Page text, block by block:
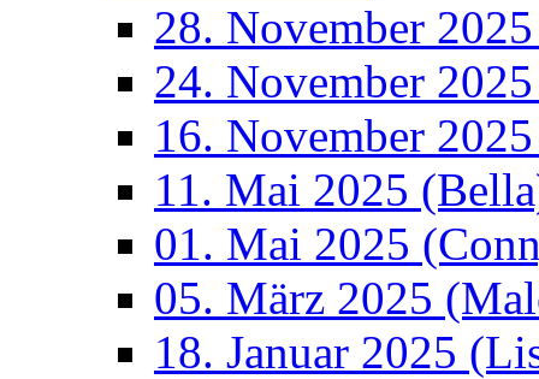
28. November
24. November
16. November
11. Mai 2025
01. Mai 2025
05. März 2025
18. Januar 2025